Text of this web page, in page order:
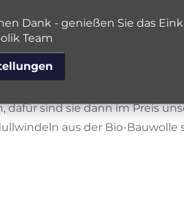
Dank - genießen Sie das
Team
beiden Stoffwindel
kurzen Einlagen
Stoffwindeln sind allerdings
sind sie dann im Preis
aus der Bio-